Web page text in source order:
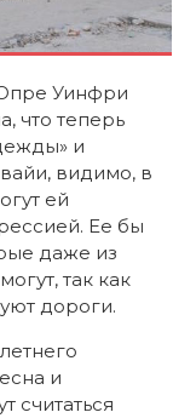
Уинфри
что теперь
и
видимо, в
ей
Ее бы
даже из
так как
дороги.
и
считаться